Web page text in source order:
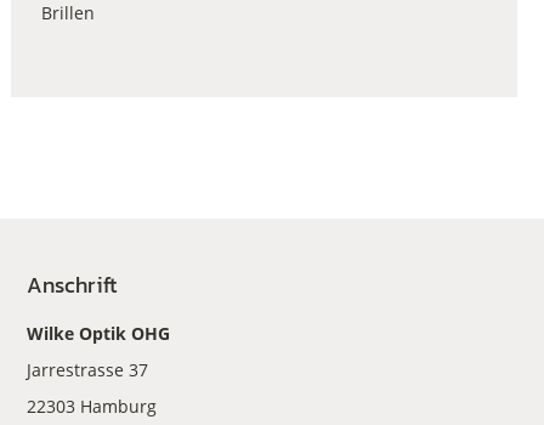
Brillen
Anschrift
Wilke Optik OHG
Jarrestrasse 37
22303 Hamburg